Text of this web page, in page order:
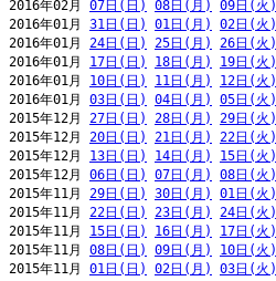
2016年02月 07日(日) 08日(月) 09日(火)
2016年01月 31日(日) 01日(月) 02日(火)
2016年01月 24日(日) 25日(月) 26日(火)
2016年01月 17日(日) 18日(月) 19日(火)
2016年01月 10日(日) 11日(月) 12日(火)
2016年01月 03日(日) 04日(月) 05日(火)
2015年12月 27日(日) 28日(月) 29日(火)
2015年12月 20日(日) 21日(月) 22日(火)
2015年12月 13日(日) 14日(月) 15日(火)
2015年12月 06日(日) 07日(月) 08日(火)
2015年11月 29日(日) 30日(月) 01日(火)
2015年11月 22日(日) 23日(月) 24日(火)
2015年11月 15日(日) 16日(月) 17日(火)
2015年11月 08日(日) 09日(月) 10日(火)
2015年11月 01日(日) 02日(月) 03日(火)